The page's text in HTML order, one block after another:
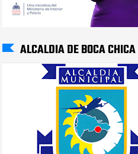
ALCALDIA DE BOCA CHICA